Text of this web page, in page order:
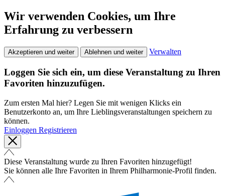
Wir verwenden Cookies, um Ihre
Erfahrung zu verbessern
Akzeptieren und weiter Ablehnen und weiter Verwalten
Loggen Sie sich ein, um diese Veranstaltung zu Ihren
Favoriten hinzuzufügen.
Zum ersten Mal hier? Legen Sie mit wenigen Klicks ein
Benutzerkonto an, um Ihre Lieblingsveranstaltungen speichern zu
können.
Einloggen Registrieren
Diese Veranstaltung wurde zu Ihren Favoriten hinzugefügt!
Sie können alle Ihre Favoriten in Ihrem Philharmonie-Profil finden.